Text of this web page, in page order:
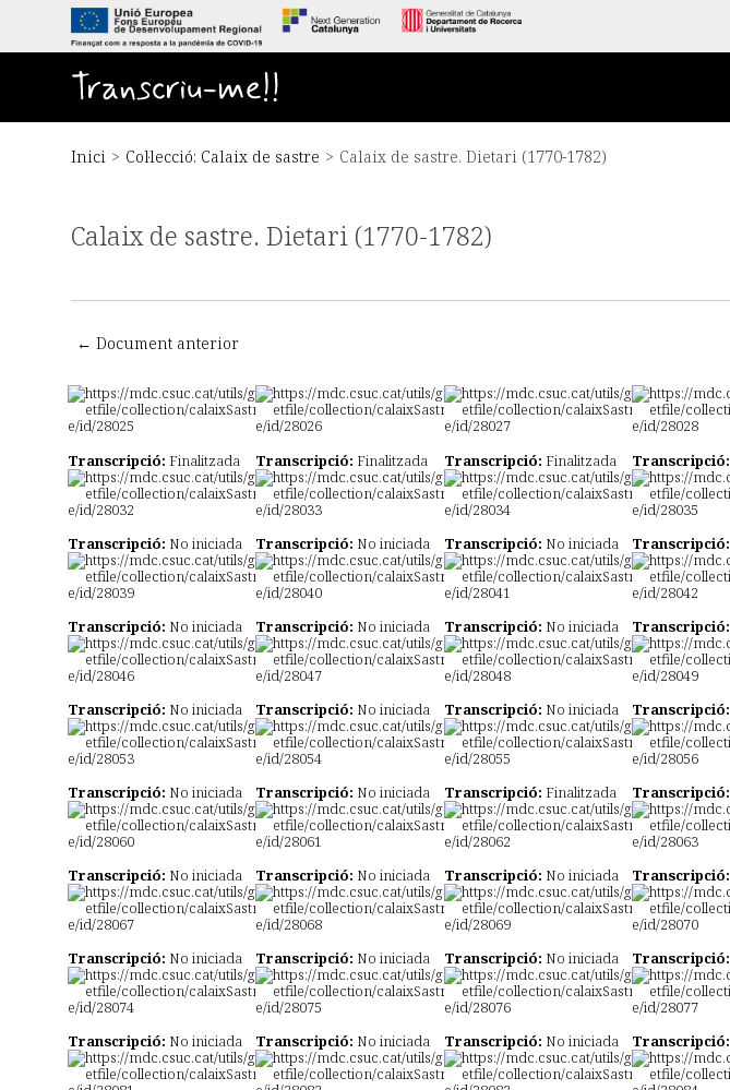
l
Transcriu-me!!
Calaix de sastre. Dietari (1770-1782)
Inici > Col·lecció: Calaix de sastre > Calaix de sastre. Dietari (1770-1782)
Transcripció: Finalitzada Transcripció: Finalitzada Transcripció: Finalitzada Transcripció:
Transcripció: No iniciada Transcripció: No iniciada Transcripció: No iniciada Transcripció:
Transcripció: No iniciada Transcripció: No iniciada Transcripció: No iniciada Transcripció:
Transcripció: No iniciada Transcripció: No iniciada Transcripció: No iniciada Transcripció:
Transcripció: No iniciada Transcripció: No iniciada Transcripció: Finalitzada Transcripció:
Transcripció: No iniciada Transcripció: No iniciada Transcripció: No iniciada Transcripció:
Transcripció: No iniciada Transcripció: No iniciada Transcripció: No iniciada Transcripció:
Transcripció: No iniciada Transcripció: No iniciada Transcripció: No iniciada Transcripció:
← Document anterior